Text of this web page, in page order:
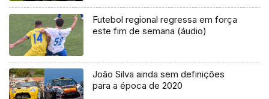
Futebol regional regressa em força
este fim de semana (áudio)
João Silva ainda sem definições
para a época de 2020